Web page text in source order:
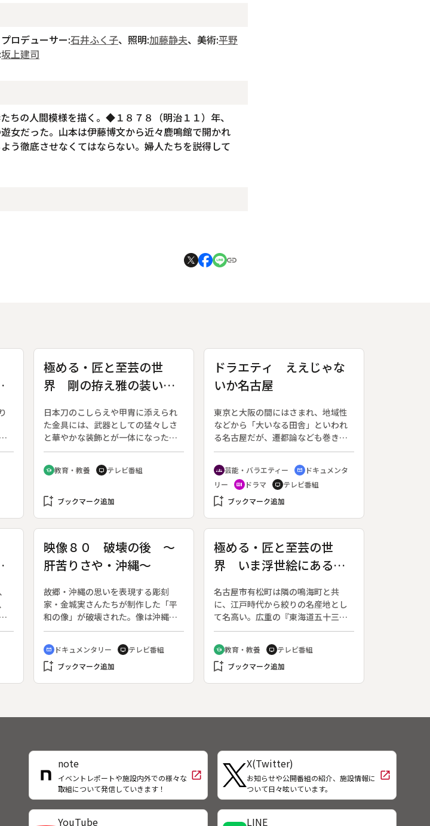
ロデューサー:石井ふく子、照明:加藤静夫、美術:平野
坂上建司
ちの人間模様を描く。◆１８７８（明治１１）年、
女だった。山本は伊藤博文から近々鹿鳴館で開かれ
う徹底させなくてはならない。婦人たちを説得して
極める・匠と至芸の世
界 剛の拵え雅の装い
／宮島市郎）
日本刀のこしらえや甲胄に添えられ
た金具には、武器としての猛々しさ
と華やかな装飾とが一体になった美
しさがある。刀装、甲胄製作に携わ
る職人を白銀師という。◆宮島市郎
は父から伝統の技術を受け継ぎ、白
らえの確かさで数々の日本刀の名品
school 教育・教養 tv テレビ番組
bookmark_add ブックマーク追加
ドラエティ ええじゃな
いか名古屋
東京と大阪の間にはさまれ、地域性
などから「大いなる田舎」といわれ
る名古屋だが、遷都論なども巻き起
こり、可能性も見直されているとい
う。ドラマ、バラエティ、ドキュメ
ンタリーをミックスした「ドラエテ
ィ」という新しい手法により名古屋
の将来を楽しく考える。
groups 芸能・バラエティー cinematic_blur
ドキュメンタ
リー
recent_actors ドラマ tv テレビ番組
bookmark_add ブックマーク追加
映像８０ 破壊の後 ～
肝苦りさや・沖縄～
故郷・沖縄の思いを表現する彫刻
家・金城実さんたちが制作した「平
和の像」が破壊された。像は沖縄の
人々がようやく語り始めた集団自決
の犠牲者に対する慰霊の碑として造
られたものであった。◆兵庫県西宮
市の定時制高校で英語を教える金城
米兵相手に立ち上がった姿に打た
続けてきた金城さんは、沖縄戦で集
団自決の壕となった読谷村のチビチ
リガマに「世代を結ぶ・平和の像」
を遺族らと共同制作した。しかしそ
の丸・君が代論争の余波を受けて破
cinematic_blur ドキュメンタリー tv テレビ番組
bookmark_add ブックマーク追加
極める・匠と至芸の世
界 いま浮世絵にあるご
県絞技術保存会）
名古屋市有松町は隣の鳴海町と共
に、江戸時代から絞りの名産地とし
て名高い。広重の『東海道五十三
次・鳴海』には、必ず絞りの風景が
登場する。ここの絞りは世界に類が
ないほど種類が多く、独特の風格が
ある。◆たくさんの工程はすべて分
「有松鳴海絞」は多彩な絞り模様を
school 教育・教養 tv テレビ番組
bookmark_add ブックマーク追加
note
イベントレポートや施設内外での様々な
取組について発信していきます！
open_in_new
X(Twitter)
お知らせや公開番組の紹介、施設情報に
ついて日々呟いています。
open_in_new
YouTube LINE